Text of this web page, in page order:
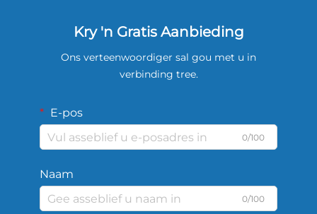
Kry 'n Gratis Aanbieding
Ons verteenwoordiger sal gou met u in
verbinding tree.
E-pos
0/100
Naam
0/100